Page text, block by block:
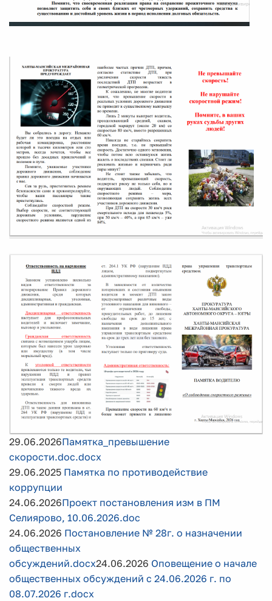
29.06.2026Памятка_превышение
скорости.doc.docx
29.06.2025 Памятка по противодействие
коррупции
24.06.2026Проект постановления изм в ПМ
Селиярово, 10.06.2026.doc
24.06.2026 Постановление № 28г. о назначении
общественных
обсуждений.docx24.06.2026 Оповещение о начале
общественных обсуждений с 24.06.2026 г. по
08.07.2026 г.docx